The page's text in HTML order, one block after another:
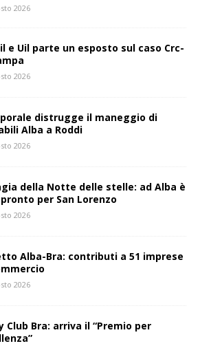
2026
e Uil parte un esposto sul caso Crc-
2026
distrugge il maneggio di
Alba a Roddi
2026
della Notte delle stelle: ad Alba è
per San Lorenzo
2026
Alba-Bra: contributi a 51 imprese
2026
Club Bra: arriva il “Premio per